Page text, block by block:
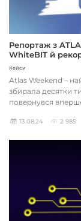
Репортаж з
WhiteBIT й
Кейси
Atlas Weekend –
збирала десятки
повернувся
13.08.24 2 985